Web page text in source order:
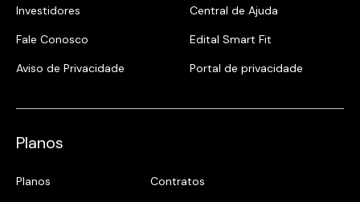
Investidores
Central de Ajuda
Fale Conosco
Edital Smart Fit
Aviso de Privacidade
Portal de privacidade
Planos
Planos
Contratos